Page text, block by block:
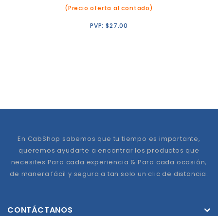
(Precio oferta al contado)
PVP:$27.00
En CabShop sabemos que tu tiempo es importante,
queremos ayudarte a encontrar los productos que
necesites Para cada experiencia & Para cada ocasión,
de manera fácil y segura a tan solo un clic de distancia.
CONTÁCTANOS